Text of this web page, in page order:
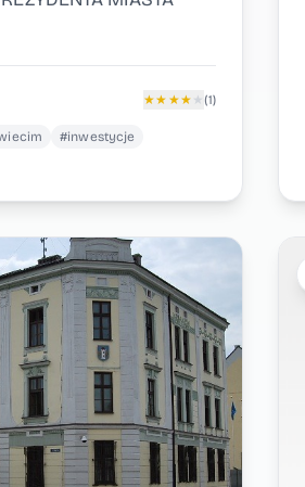
dla
pn.: „Budowa
z
★★ ★★ ★ (1)
#inwestycje